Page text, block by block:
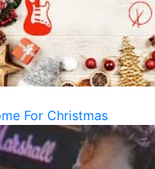
For Christmas